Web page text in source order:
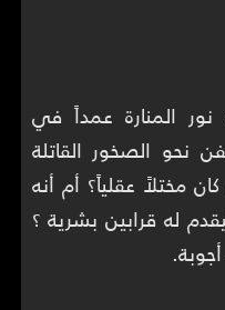
المنارة عمداً في
نحو الصخور القاتلة
مختلاً عقلياً؟ أم أنه
له قرابين بشرية ؟